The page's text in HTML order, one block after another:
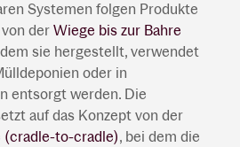
Systemen folgen Produkte
der Wiege bis zur Bahre
sie hergestellt, verwendet
oder in
entsorgt werden. Die
auf das Konzept von der
(cradle-to-cradle), bei dem die